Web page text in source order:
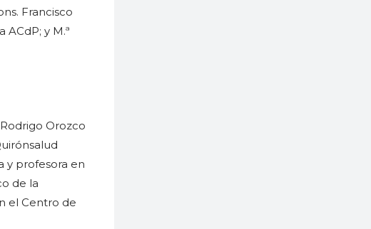
Francisco
y M.ª
Orozco
y profesora en
de la
el Centro de